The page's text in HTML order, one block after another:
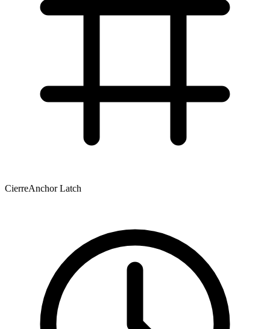
CierreAnchor Latch